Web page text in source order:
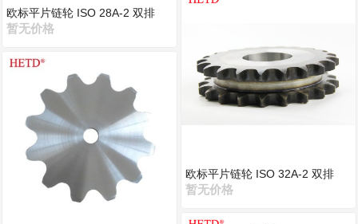
欧标平片链轮 ISO 28A-2 双排
暂无价格
欧标平片链轮 ISO 32A-2 双排
暂无价格